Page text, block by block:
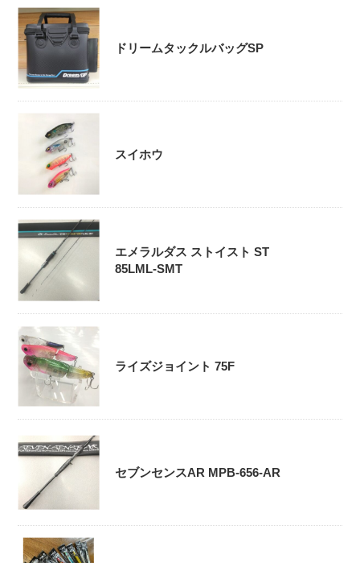
ドリームタックルバッグSP
スイホウ
エメラルダス ストイスト ST
85LML-SMT
ライズジョイント 75F
セブンセンスAR MPB-656-AR